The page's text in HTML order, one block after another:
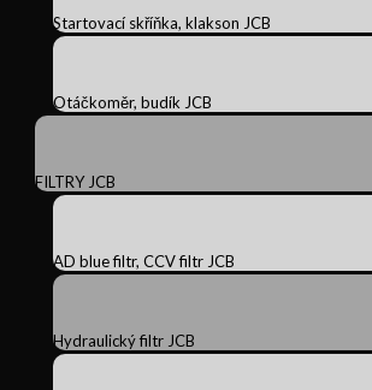
Startovací skříňka, klakson JCB
Otáčkoměr, budík JCB
FILTRY JCB
AD blue filtr, CCV filtr JCB
Hydraulický filtr JCB